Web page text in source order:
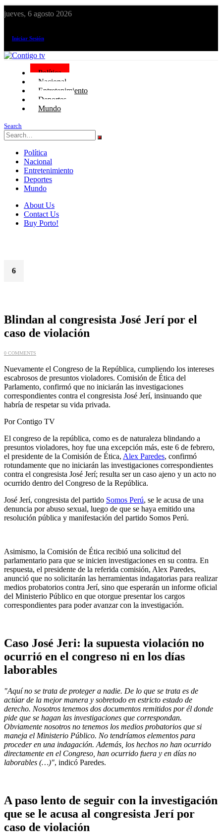
jueves, 6 agosto 2026
Iniciar Sesión
Política
Nacional
Entretenimiento
Deportes
Mundo
Search
Política
Nacional
Entretenimiento
Deportes
Mundo
About Us
Contact Us
Buy Porto!
6
Blindan al congresista José Jerí por el
caso de violación
0 COMMENTS
Nuevamente el Congreso de la República, cumpliendo los intereses
escabrosos de presuntos violadores. Comisión de Ética del
Parlamento, confirmó que no iniciarán las investigaciones
correspondientes contra el congresista José Jerí, insinuando que
habría de respetar su vida privada.
Por Contigo TV
El congreso de la república, como es de naturaleza blindando a
presuntos violadores, hoy fue una excepción más, este 6 de febrero,
el presidente de la Comisión de Ética, Alex Paredes, confirmó
rotundamente que no iniciarán las investigaciones correspondientes
contra el congresista José Jerí; resulta ser un caso ajeno y un acto no
ocurrido dentro del Congreso de la República.
José Jerí, congresista del partido Somos Perú, se le acusa de una
denuncia por abuso sexual, luego de que se haya emitido una
resolución pública y manifestación del partido Somos Perú.
Asimismo, la Comisión de Ética recibió una solicitud del
parlamentario para que se inicien investigaciones en su contra. En
respuesta, el presidente de la referida comisión, Alex Paredes,
anunció que no solicitarán las herramientas indagatorias para realizar
medios probatorios contra Jerí, sino que esperarán un informe oficial
del Ministerio Público en que otorgue presentar los cargos
correspondientes para poder avanzar con la investigación.
Caso José Jeri: la supuesta violación no
ocurrió en el congreso ni en los días
laborables
"Aquí no se trata de proteger a nadie. De lo que se trata es de
actúar de la mejor manera y sobretodo en estricto estado de
derecho. Nosotros tenemos dos documentos remitidos por él donde
pide que se hagan las investigaciones que correspondan.
Obviamente nosotros no tenemos los medios probatorios que si
maneja el Ministerio Público. No tendríamos elementos para
proceder en una indagación. Además, los hechos no han ocurrido
directamente en el Congreso, han ocurrido fuera y en días no
laborables (…)", indicó Paredes.
A paso lento de seguir con la investigación
que se le acusa al congresista Jerí por
caso de violación